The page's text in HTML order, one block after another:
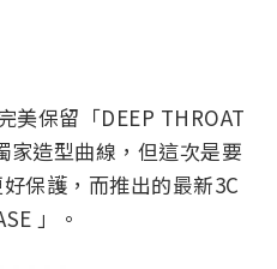
美保留「DEEP THROAT
家造型曲線，但這次是要
保護，而推出的最新3C
」。